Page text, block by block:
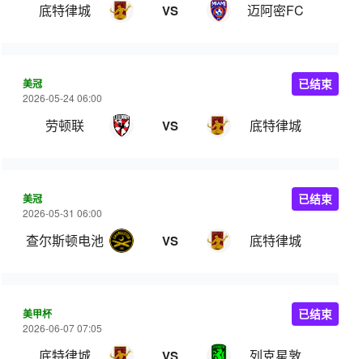
底特律城 VS 迈阿密FC
美冠
2026-05-24 06:00
劳顿联 VS 底特律城
已结束
美冠
2026-05-31 06:00
查尔斯顿电池 VS 底特律城
已结束
美甲杯
2026-06-07 07:05
已结束